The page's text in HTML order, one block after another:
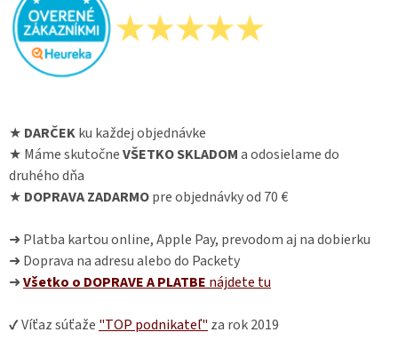
★ DARČEKku každej objednávke
★ Máme skutočneVŠETKO SKLADOMa odosielame do
druhého dňa
★ DOPRAVA ZADARMOpre objednávky od 70 €
➜ Platba kartou online, Apple Pay, prevodom aj na dobierku
➜ Doprava na adresu alebo do Packety
➜Všetko o DOPRAVE A PLATBE nájdete tu
✔ Víťaz súťaže "TOP podnikateľ" za rok 2019